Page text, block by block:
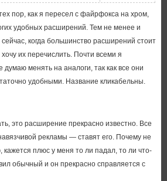
пор, как я пересел с файрфокса на хром,
удобных расширений. Тем не менее и
когда большинство расширений стоит
их перечислить. Почти всеми я
думаю менять на аналоги, так как все они
удобными. Название кликабельны.
это расширение прекрасно известно. Все
рекламы — ставят его. Почему не
плюс у меня то ли падал, то ли что-
обычный и он прекрасно справляется с